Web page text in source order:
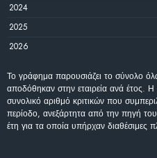
2024
2025
2026
Το γράφημα παρουσιάζει το σύνολο
αποδόθηκαν στην εταιρεία ανά έτος. Η
συνολικό αριθμό κριτικών που
περίοδο, ανεξάρτητα από την πηγή
έτη για τα οποία υπήρχαν διαθέσιμες